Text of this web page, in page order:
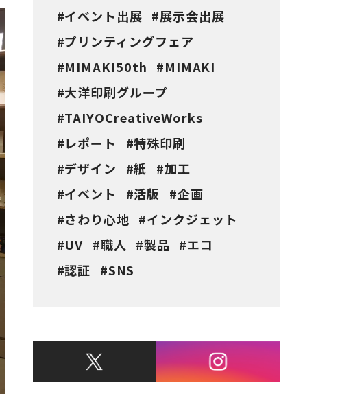
イベント出展
展示会出展
プリンティングフェア
MIMAKI50th
MIMAKI
大洋印刷グループ
TAIYOCreativeWorks
レポート
特殊印刷
デザイン
紙
加工
イベント
活版
企画
さわり心地
インクジェット
UV
職人 製品
エコ
認証
SNS